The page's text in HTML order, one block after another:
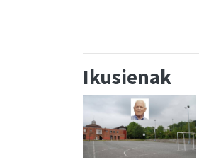
Ikusienak